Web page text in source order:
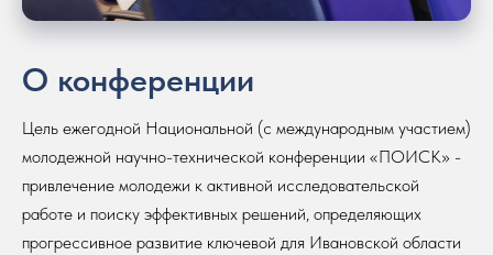
О конференции
Цель ежегодной Национальной (с международным участием)
молодежной научно-технической конференции «ПОИСК» -
привлечение молодежи к активной исследовательской
работе и поиску эффективных решений, определяющих
прогрессивное развитие ключевой для Ивановской области